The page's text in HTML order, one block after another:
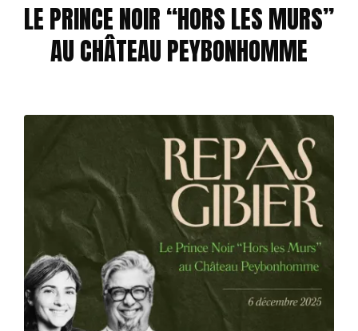
LE PRINCE NOIR “HORS LES MURS”
AU CHÂTEAU PEYBONHOMME